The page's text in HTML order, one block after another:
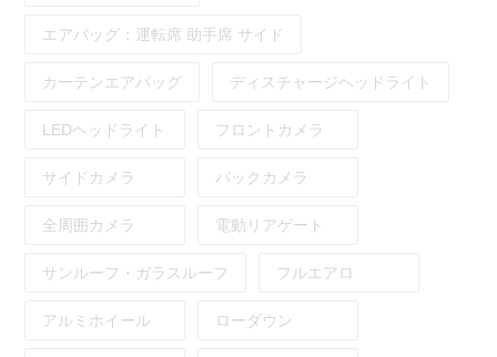
エアバッグ： 運転席 助手席 サイド
カーテンエアバッグ ディスチャージヘッドライト
LEDヘッドライト フロントカメラ
サイドカメラ バックカメラ
全周囲カメラ 電動リアゲート
サンルーフ・ガラスルーフ フルエアロ
アルミホイール ローダウン